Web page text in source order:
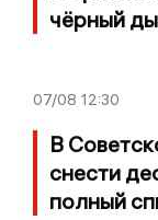
чёрный
07/08 12:30
В
снести
полный